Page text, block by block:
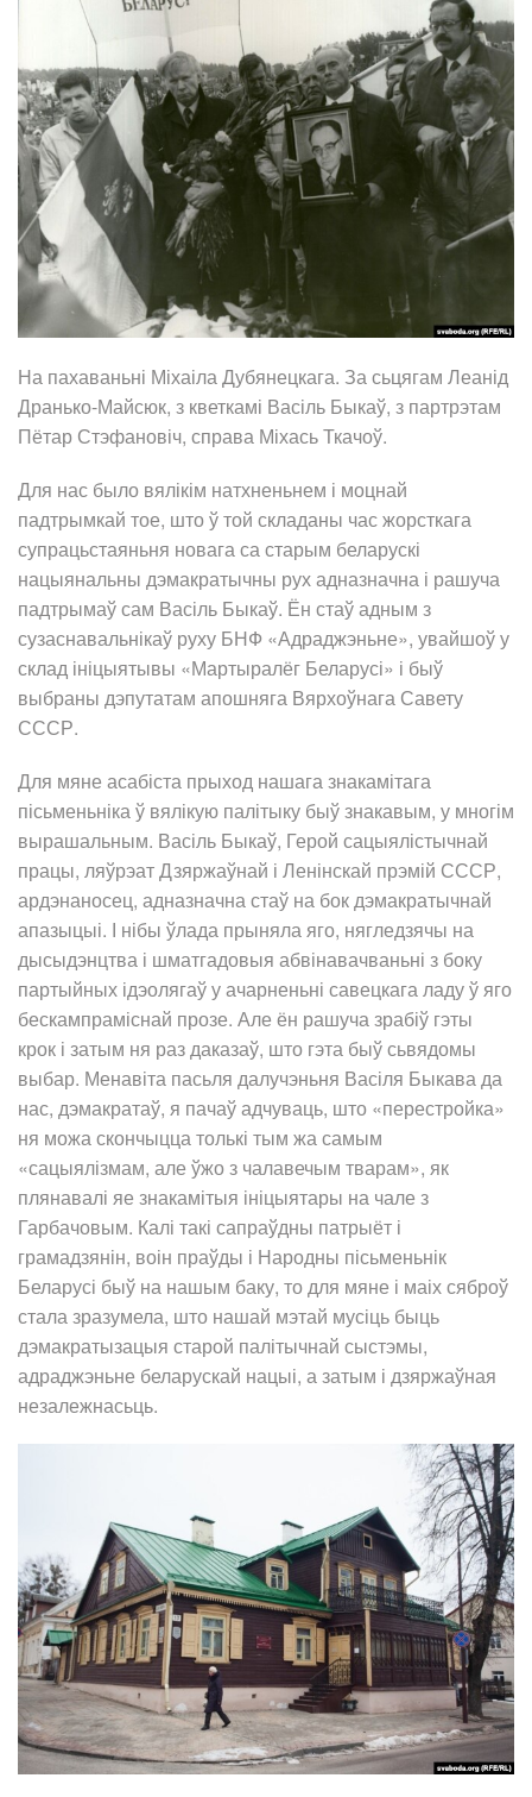
На пахаваньні Міхаіла Дубянецкага. За сьцягам Леанід
Дранько-Майсюк, з кветкамі Васіль Быкаў, з партрэтам
Пётар Стэфановіч, справа Міхась Ткачоў.
Для нас было вялікім натхненьнем і моцнай
падтрымкай тое, што ў той складаны час жорсткага
супрацьстаяньня новага са старым беларускі
нацыянальны дэмакратычны рух адназначна і рашуча
падтрымаў сам Васіль Быкаў. Ён стаў адным з
сузаснавальнікаў руху БНФ «Адраджэньне», увайшоў у
склад ініцыятывы «Мартыралёг Беларусі» і быў
выбраны дэпутатам апошняга Вярхоўнага Савету
СССР.
Для мяне асабіста прыход нашага знакамітага
пісьменьніка ў вялікую палітыку быў знакавым, у многім
вырашальным. Васіль Быкаў, Герой сацыялістычнай
працы, ляўрэат Дзяржаўнай і Ленінскай прэмій СССР,
ардэнаносец, адназначна стаў на бок дэмакратычнай
апазыцыі. І нібы ўлада прыняла яго, нягледзячы на
дысыдэнцтва і шматгадовыя абвінавачваньні з боку
партыйных ідэолягаў у ачарненьні савецкага ладу ў яго
бескампраміснай прозе. Але ён рашуча зрабіў гэты
крок і затым ня раз даказаў, што гэта быў сьвядомы
выбар. Менавіта пасьля далучэньня Васіля Быкава да
нас, дэмакратаў, я пачаў адчуваць, што «перестройка»
ня можа скончыцца толькі тым жа самым
«сацыялізмам, але ўжо з чалавечым тварам», як
плянавалі яе знакамітыя ініцыятары на чале з
Гарбачовым. Калі такі сапраўдны патрыёт і
грамадзянін, воін праўды і Народны пісьменьнік
Беларусі быў на нашым баку, то для мяне і маіх сяброў
стала зразумела, што нашай мэтай мусіць быць
дэмакратызацыя старой палітычнай сыстэмы,
адраджэньне беларускай нацыі, а затым і дзяржаўная
незалежнасьць.